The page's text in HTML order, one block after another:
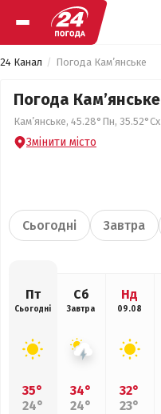
24 Канал Погода Кам’янське
Погода Кам’янське
Кам’янське, 45.28°Пн, 35.52°Сх
Змінити місто
Сьогодні Завтра
Пт
Сьогодні
35°
24°
Сб
Завтра
34°
24°
Нд
09.08
32°
23°